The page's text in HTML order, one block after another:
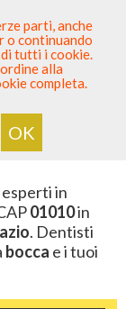
> Odontoiatria>
>Viterbo >CAP 01010
in
01010in
. Dentisti
bocca e i tuoi
parti, anche
o continuando
tutti i cookie.
alla
completa.
OK